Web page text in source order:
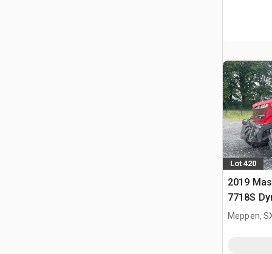
Lot 420
2019
7718S
Agrícola
Meppen,